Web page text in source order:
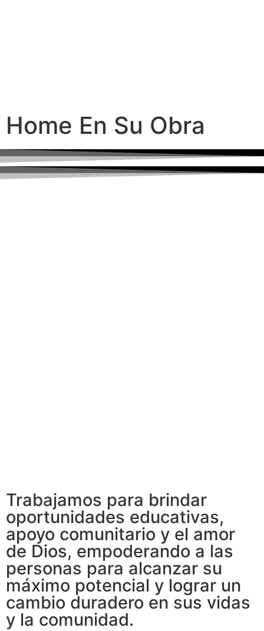
Home En Su Obra
Trabajamos para brindar
oportunidades educativas,
apoyo comunitario y el amor
de Dios, empoderando a las
personas para alcanzar su
máximo potencial y lograr un
cambio duradero en sus vidas
y la comunidad.